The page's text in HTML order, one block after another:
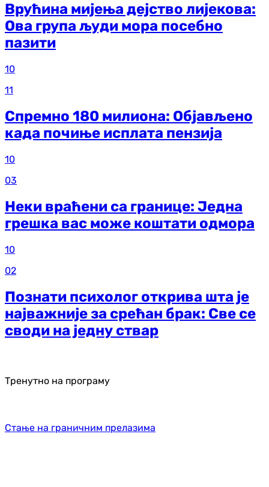
Врућина мијења дејство лијекова:
Ова група људи мора посебно
пазити
10
11
Спремно 180 милиона: Објављено
када почиње исплата пензија
10
03
Неки враћени са границе: Једна
грешка вас може коштати одмора
10
02
Познати психолог открива шта је
најважније за срећан брак: Све се
своди на једну ствар
Тренутно на програму
Стање на граничним прелазима